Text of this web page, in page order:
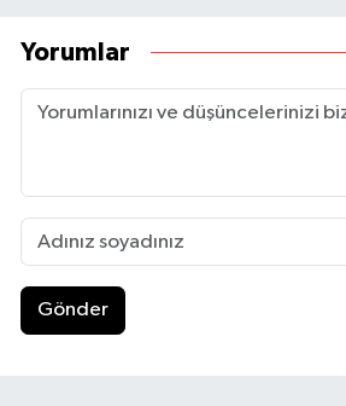
Yorumlar
Gönder